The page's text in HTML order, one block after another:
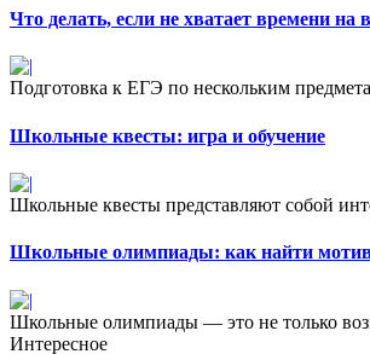
Что делать, если не хватает времени на
Подготовка к ЕГЭ по нескольким
Школьные квесты: игра и обучение
Школьные квесты представляют собой
Школьные олимпиады: как найти
Школьные олимпиады — это не только
Интересное